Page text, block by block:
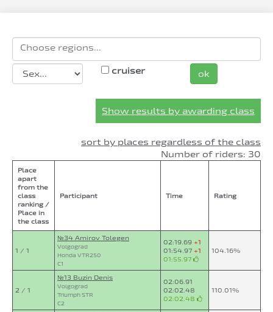
cruiser ok
Show results by awarding class
sort by places regardless of the class
Number of riders: 30
Place
apart
from the
class
ranking /
Place in
the class
Participant Time Rating
1 / 1
№34 Amirov Tolegen
Volgograd
Honda VTR250
C1
02:19.69 +1
01:54.97 +1
01:55.97
104.16%
2 / 1
№13 Buzin Denis
Volgograd
Triumph STR
C2
02:06.91
02:02.48
02:02.48
110.01%